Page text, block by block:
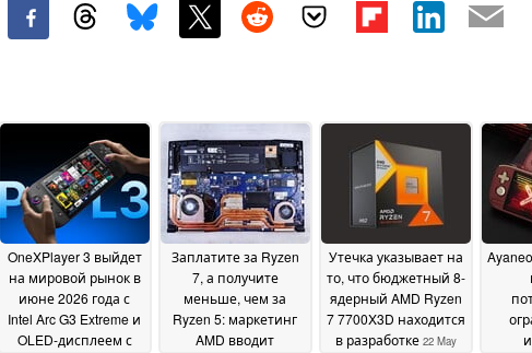
OneXPlayer 3 выйдет
на мировой рынок в
июне 2026 года с
Intel Arc G3 Extreme и
OLED-дисплеем с
Заплатите за Ryzen
7, а получите
меньше, чем за
Ryzen 5: маркетинг
AMD вводит
Утечка указывает на
то, что бюджетный 8-
ядерный AMD Ryzen
7 7700X3D находится
в разработке 22 May